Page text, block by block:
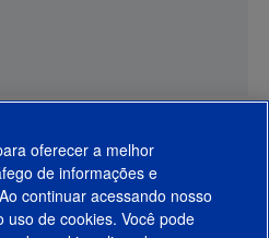
oferecer a melhor
de informações e
continuar acessando nosso
de cookies. Você pode